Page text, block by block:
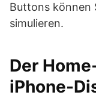
Buttons können
simulieren.
Der
iPhone-